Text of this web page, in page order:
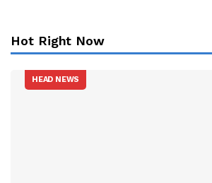
Hot Right Now
HEAD NEWS